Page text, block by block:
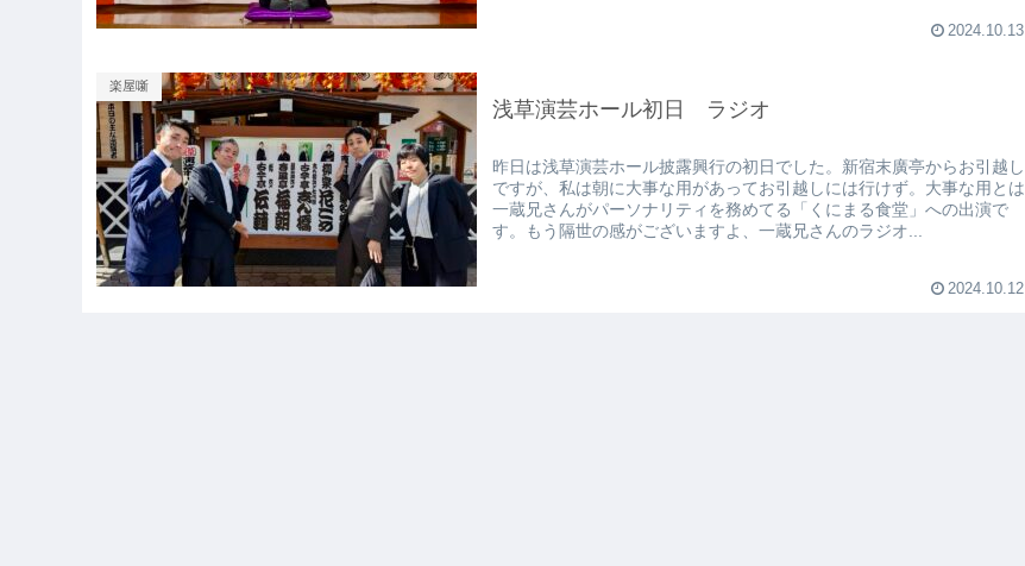
2024.10.13
楽屋噺
浅草演芸ホール初日 ラジオ
昨日は浅草演芸ホール披露興行の初日でした。新宿末廣亭からお引越し
ですが、私は朝に大事な用があってお引越しには行けず。大事な用とは
一蔵兄さんがパーソナリティを務めてる「くにまる食堂」への出演で
す。もう隔世の感がございますよ、一蔵兄さんのラジオ...
2024.10.12